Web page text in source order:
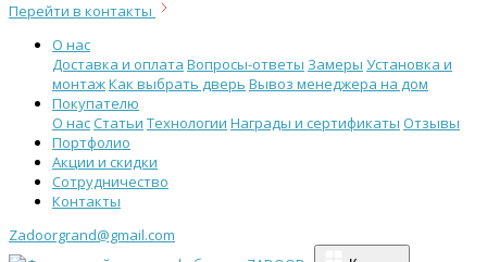
Перейти в контакты
О нас
Доставка и оплата Вопросы-ответы Замеры Установка и
монтажКак выбрать дверь Вывоз менеджера на дом
Покупателю
О насСтатьи Технологии Награды и сертификаты Отзывы
Портфолио
Акции и скидки
Сотрудничество
Контакты
Zadoorgrand@gmail.com